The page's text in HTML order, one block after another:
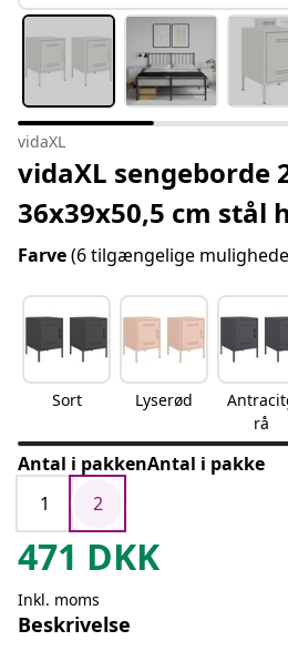
vidaXL
vidaXL sengeborde
36x39x50,5 cm stål
Farve(6 tilgængelige
Sort Lyserød
rå
Antal i pakkenAntal i pakke
1
2
471 DKK
Inkl. moms
Beskrivelse